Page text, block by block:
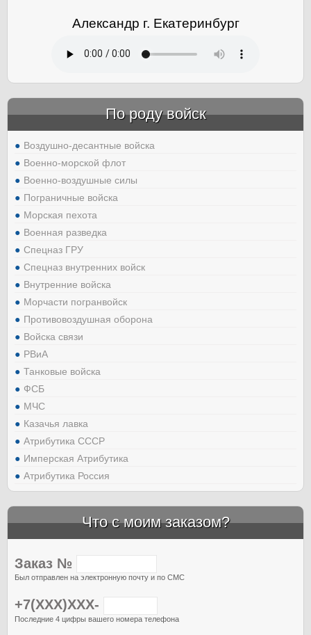
Александр г. Екатеринбург
По роду войск
Воздушно-десантные войска
Военно-морской флот
Военно-воздушные силы
Пограничные войска
Морская пехота
Военная разведка
Спецназ ГРУ
Спецназ внутренних войск
Внутренние войска
Морчасти погранвойск
Противовоздушная оборона
Войска связи
РВиА
Танковые войска
ФСБ
МЧС
Казачья лавка
Атрибутика СССР
Имперская Атрибутика
Атрибутика Россия
Что с моим заказом?
Заказ №
Был отправлен на электронную почту и по СМС
+7(XXX)XXX-
Последние 4 цифры вашего номера телефона